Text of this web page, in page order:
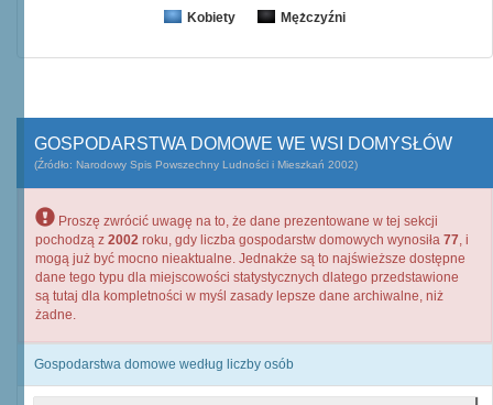
Kobiety Mężczyźni
GOSPODARSTWA DOMOWE WE WSI DOMYSŁÓW
(Źródło: Narodowy Spis Powszechny Ludności i Mieszkań 2002)
Proszę zwrócić uwagę na to, że dane prezentowane w tej sekcji
pochodzą z 2002 roku, gdy liczba gospodarstw domowych wynosiła 77, i
mogą już być mocno nieaktualne. Jednakże są to najświeższe dostępne
dane tego typu dla miejscowości statystycznych dlatego przedstawione
są tutaj dla kompletności w myśl zasady lepsze dane archiwalne, niż
żadne.
Gospodarstwa domowe według liczby osób